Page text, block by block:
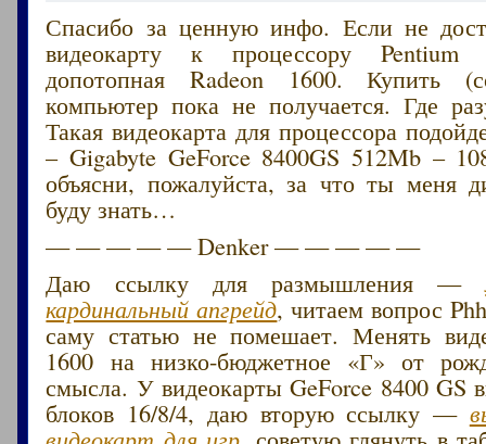
Спасибо за ценную инфо. Если не
видеокарту к процессору
допотопная Radeon 1600. Купить
компьютер пока не получается. Где
Такая видеокарта для процессора
– Gigabyte GeForce 8400GS 512Mb –
объясни, пожалуйста, за что ты меня
буду знать…
— — — — — Denker — — — — —
Даю ссылку для размышления —
кардинальный апгрейд, читаем вопрос
саму статью не помешает. Менять
1600 на низко-бюджетное «Г» от
смысла. У видеокарты GeForce 8400 GS
блоков 16/8/4, даю вторую ссылку —